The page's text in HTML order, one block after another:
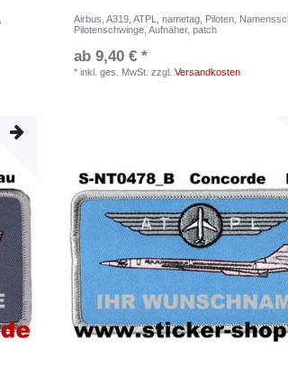
Airbus, A319, ATPL, nametag, Piloten,
Pilotenschwinge, Aufnäher, patch
ab 9,40 € *
*inkl. ges. MwSt. zzgl.Versandkosten